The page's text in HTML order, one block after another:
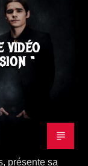
VIDÉO
“
présente sa